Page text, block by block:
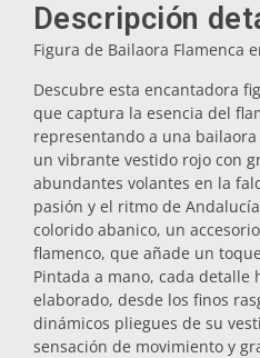
Tapones
Aceiteras
Descripción
Figura de Bailaora Flamenca
Descubre esta encantadora
que captura la esencia del
representando a una
un vibrante vestido rojo con
abundantes volantes en la
pasión y el ritmo de
colorido abanico, un
flamenco, que añade un
Pintada a mano, cada detalle
elaborado, desde los finos
dinámicos pliegues de su
sensación de movimiento y